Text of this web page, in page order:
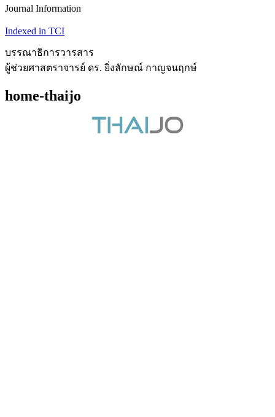
Journal Information
Indexed in TCI
บรรณาธิการวารสาร
ผู้ช่วยศาสตราจารย์ ดร. ยิ่งลักษณ์ กาญจนฤกษ์
home-thaijo